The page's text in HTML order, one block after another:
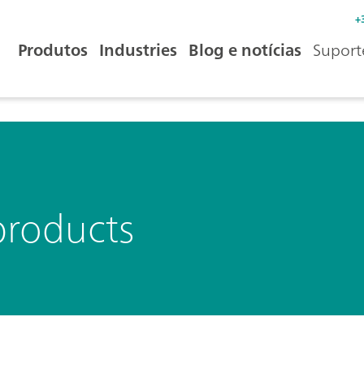
Produtos Industries Blog e notícias